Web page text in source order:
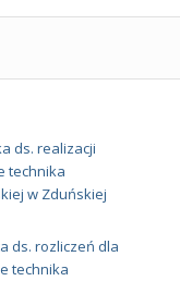
ds. realizacji
technika
w Zduńskiej
ds. rozliczeń dla
technika